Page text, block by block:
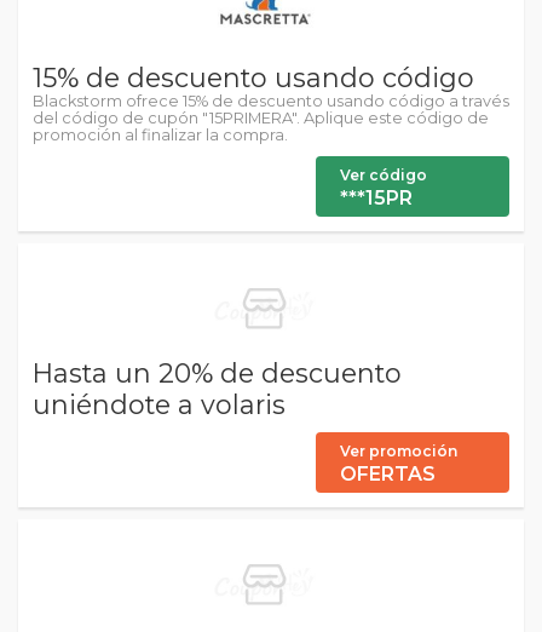
15% de descuento usando código
Blackstorm ofrece 15% de descuento usando código a través
del código de cupón "15PRIMERA". Aplique este código de
promoción al finalizar la compra.
Ver código
***15PR
Hasta un 20% de descuento
uniéndote a volaris
Ver promoción
OFERTAS